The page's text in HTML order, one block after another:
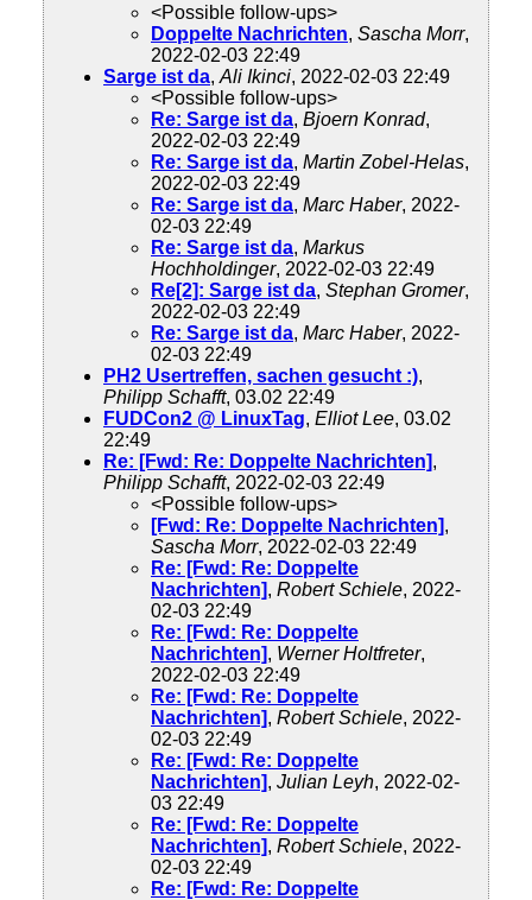
<Possible follow-ups>
Doppelte Nachrichten, Sascha Morr,
2022-02-03 22:49
Sarge ist da, Ali Ikinci, 2022-02-03 22:49
<Possible follow-ups>
Re: Sarge ist da, Bjoern Konrad,
2022-02-03 22:49
Re: Sarge ist da, Martin Zobel-Helas,
2022-02-03 22:49
Re: Sarge ist da, Marc Haber, 2022-
02-03 22:49
Re: Sarge ist da, Markus
Hochholdinger, 2022-02-03 22:49
Re[2]: Sarge ist da, Stephan Gromer,
2022-02-03 22:49
Re: Sarge ist da, Marc Haber, 2022-
02-03 22:49
PH2 Usertreffen, sachen gesucht :),
Philipp Schafft, 03.02 22:49
FUDCon2 @ LinuxTag, Elliot Lee, 03.02
22:49
Re: [Fwd: Re: Doppelte Nachrichten],
Philipp Schafft, 2022-02-03 22:49
<Possible follow-ups>
[Fwd: Re: Doppelte Nachrichten],
Sascha Morr, 2022-02-03 22:49
Re: [Fwd: Re: Doppelte
Nachrichten], Robert Schiele, 2022-
02-03 22:49
Re: [Fwd: Re: Doppelte
Nachrichten], Werner Holtfreter,
2022-02-03 22:49
Re: [Fwd: Re: Doppelte
Nachrichten], Robert Schiele, 2022-
02-03 22:49
Re: [Fwd: Re: Doppelte
Nachrichten], Julian Leyh, 2022-02-
03 22:49
Re: [Fwd: Re: Doppelte
Nachrichten], Robert Schiele, 2022-
02-03 22:49
Re: [Fwd: Re: Doppelte